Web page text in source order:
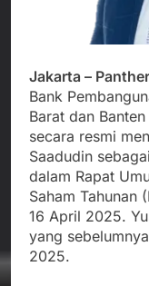
Jakarta –
Bank
Barat dan
secara resmi
Saadudin
dalam Rapat
Saham Tahunan
16 April 2025.
yang
2025.